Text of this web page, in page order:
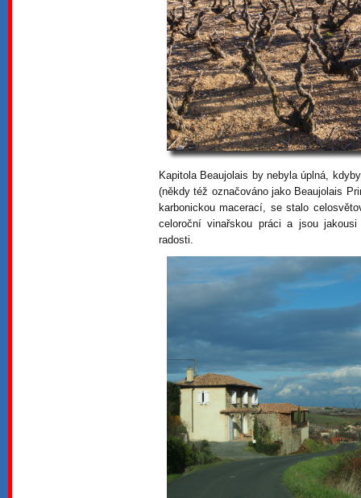
Kapitola Beaujolais by nebyla úplná,
(někdy též označováno jako Beaujolais
karbonickou macerací, se stalo
celoroční vinařskou práci a jsou
radosti.